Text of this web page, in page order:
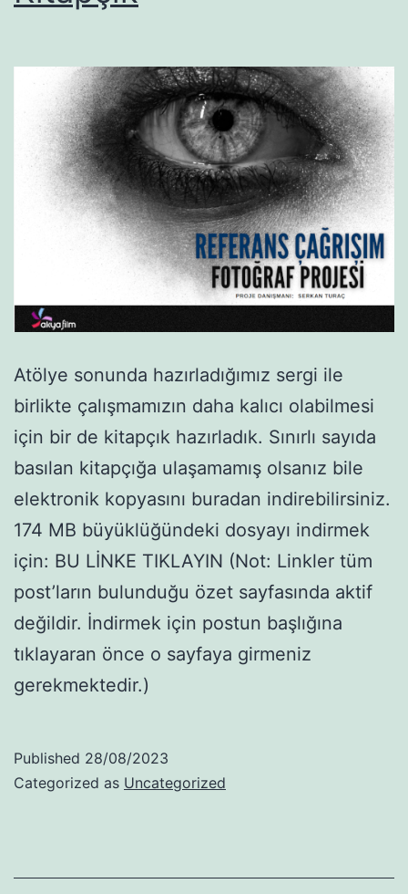
Atölye sonunda hazırladığımız sergi ile
birlikte çalışmamızın daha kalıcı olabilmesi
için bir de kitapçık hazırladık. Sınırlı sayıda
basılan kitapçığa ulaşamamış olsanız bile
elektronik kopyasını buradan indirebilirsiniz.
174 MB büyüklüğündeki dosyayı indirmek
için: BU LİNKE TIKLAYIN (Not: Linkler tüm
post’ların bulunduğu özet sayfasında aktif
değildir. İndirmek için postun başlığına
tıklayaran önce o sayfaya girmeniz
gerekmektedir.)
Published 28/08/2023
Categorized as Uncategorized